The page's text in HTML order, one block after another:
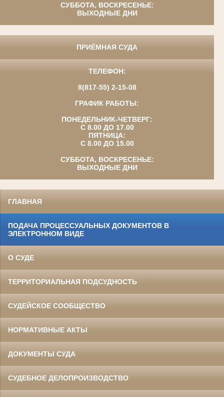
СУББОТА, ВОСКРЕСЕНЬЕ:
ВЫХОДНЫЕ ДНИ
ПРИЁМНАЯ СУДА
ТЕЛЕФОН:
8(817-55) 2-15-08
ГРАФИК РАБОТЫ:
ПОНЕДЕЛЬНИК-ЧЕТВЕРГ:
С 8.00 ДО 17.00
ПЯТНИЦА:
С 8.00 ДО 15.00
СУББОТА, ВОСКРЕСЕНЬЕ:
ВЫХОДНЫЕ ДНИ
ГЛАВНАЯ
ПОДАЧА ПРОЦЕССУАЛЬНЫХ ДОКУМЕНТОВ В
ЭЛЕКТРОННОМ ВИДЕ
О СУДЕ
ТЕРРИТОРИАЛЬНАЯ ПОДСУДНОСТЬ
СУДЕЙСКОЕ СООБЩЕСТВО
НОРМАТИВНЫЕ АКТЫ
ДОКУМЕНТЫ СУДА
СУДЕБНОЕ ДЕЛОПРОИЗВОДСТВО